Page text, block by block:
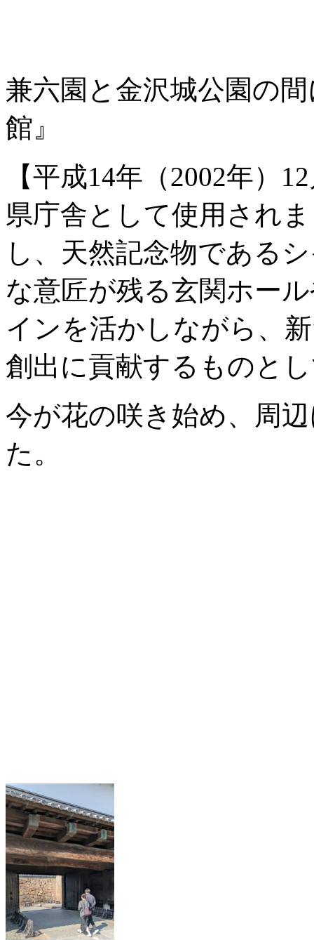
兼六園と金沢城公園の
館』
【平成14年（2002年）
県庁舎として使用され
し、天然記念物である
な意匠が残る玄関ホー
インを活かしながら、
創出に貢献するものと
今が花の咲き始め、周
た。